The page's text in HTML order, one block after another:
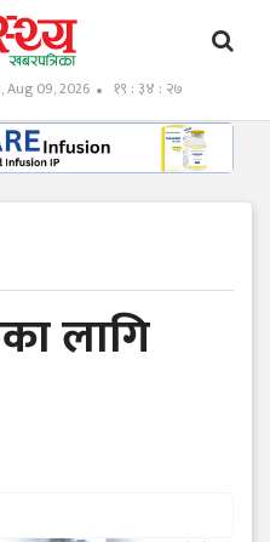
Aug 09, 2026 १९ : ३४ : २८
लागि